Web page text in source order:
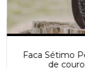
Faca Sétimo
de